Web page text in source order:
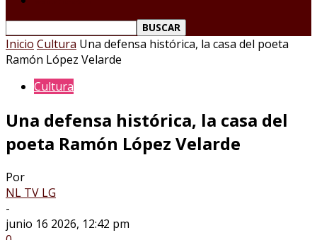
Inicio Cultura Una defensa histórica, la casa del poeta
Ramón López Velarde
Cultura
Una defensa histórica, la casa del
poeta Ramón López Velarde
Por
NL TV LG
-
junio 16 2026, 12:42 pm